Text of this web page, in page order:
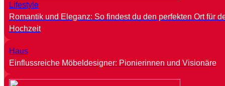
Lifestyle
Romantik und Eleganz: So findest du den perfekten Ort für
Hochzeit
Haus
Einflussreiche Möbeldesigner: Pionierinnen und Visionäre